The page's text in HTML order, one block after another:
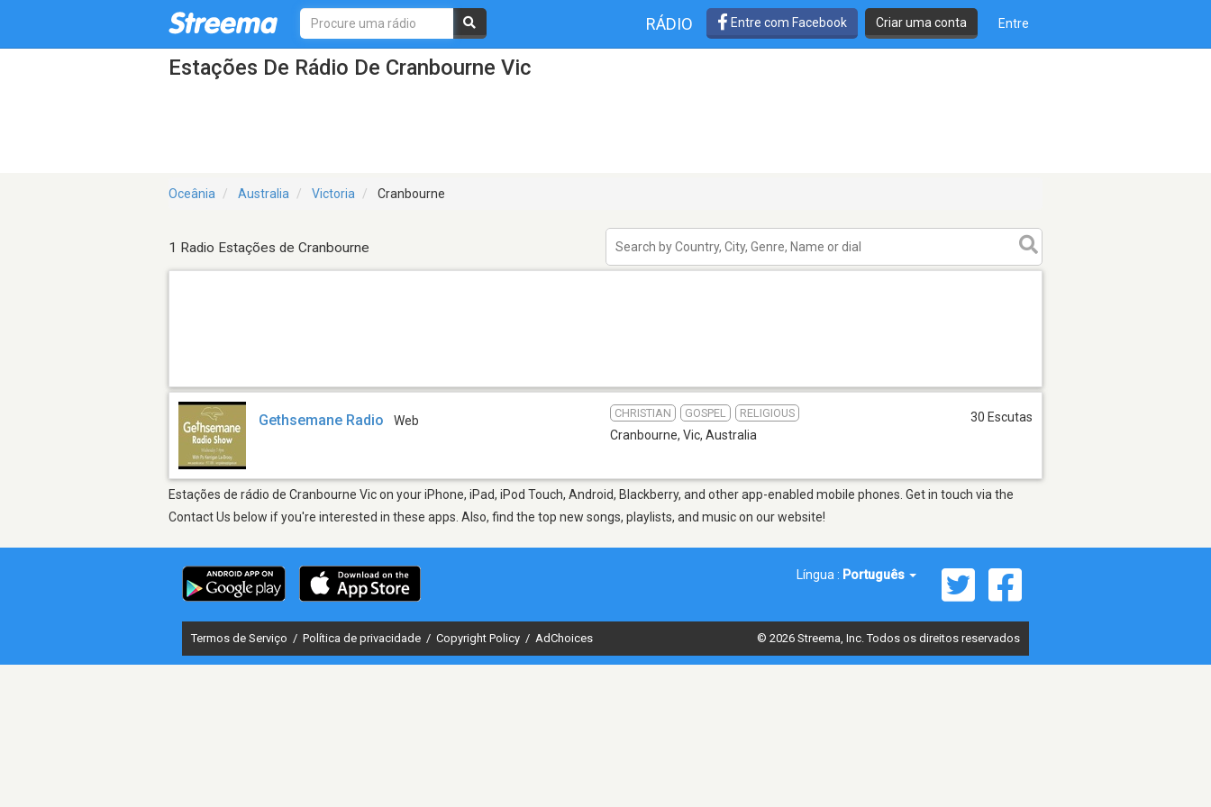
RÁDIO Entre com Facebook Criar uma conta Entre
Estações De Rádio De Cranbourne Vic
Oceânia Australia Victoria Cranbourne
1 Radio Estações de Cranbourne
Gethsemane Radio Web
CHRISTIAN GOSPEL RELIGIOUS
Cranbourne, Vic, Australia
30 Escutas
Estações de rádio de Cranbourne Vic on your iPhone, iPad, iPod Touch, Android, Blackberry, and other app-enabled mobile phones. Get in touch via the
Contact Us below if you're interested in these apps. Also, find the top new songs, playlists, and music on our website!
Língua : Português
Termos de Serviço / Política de privacidade / Copyright Policy / AdChoices © 2026 Streema, Inc. Todos os direitos reservados